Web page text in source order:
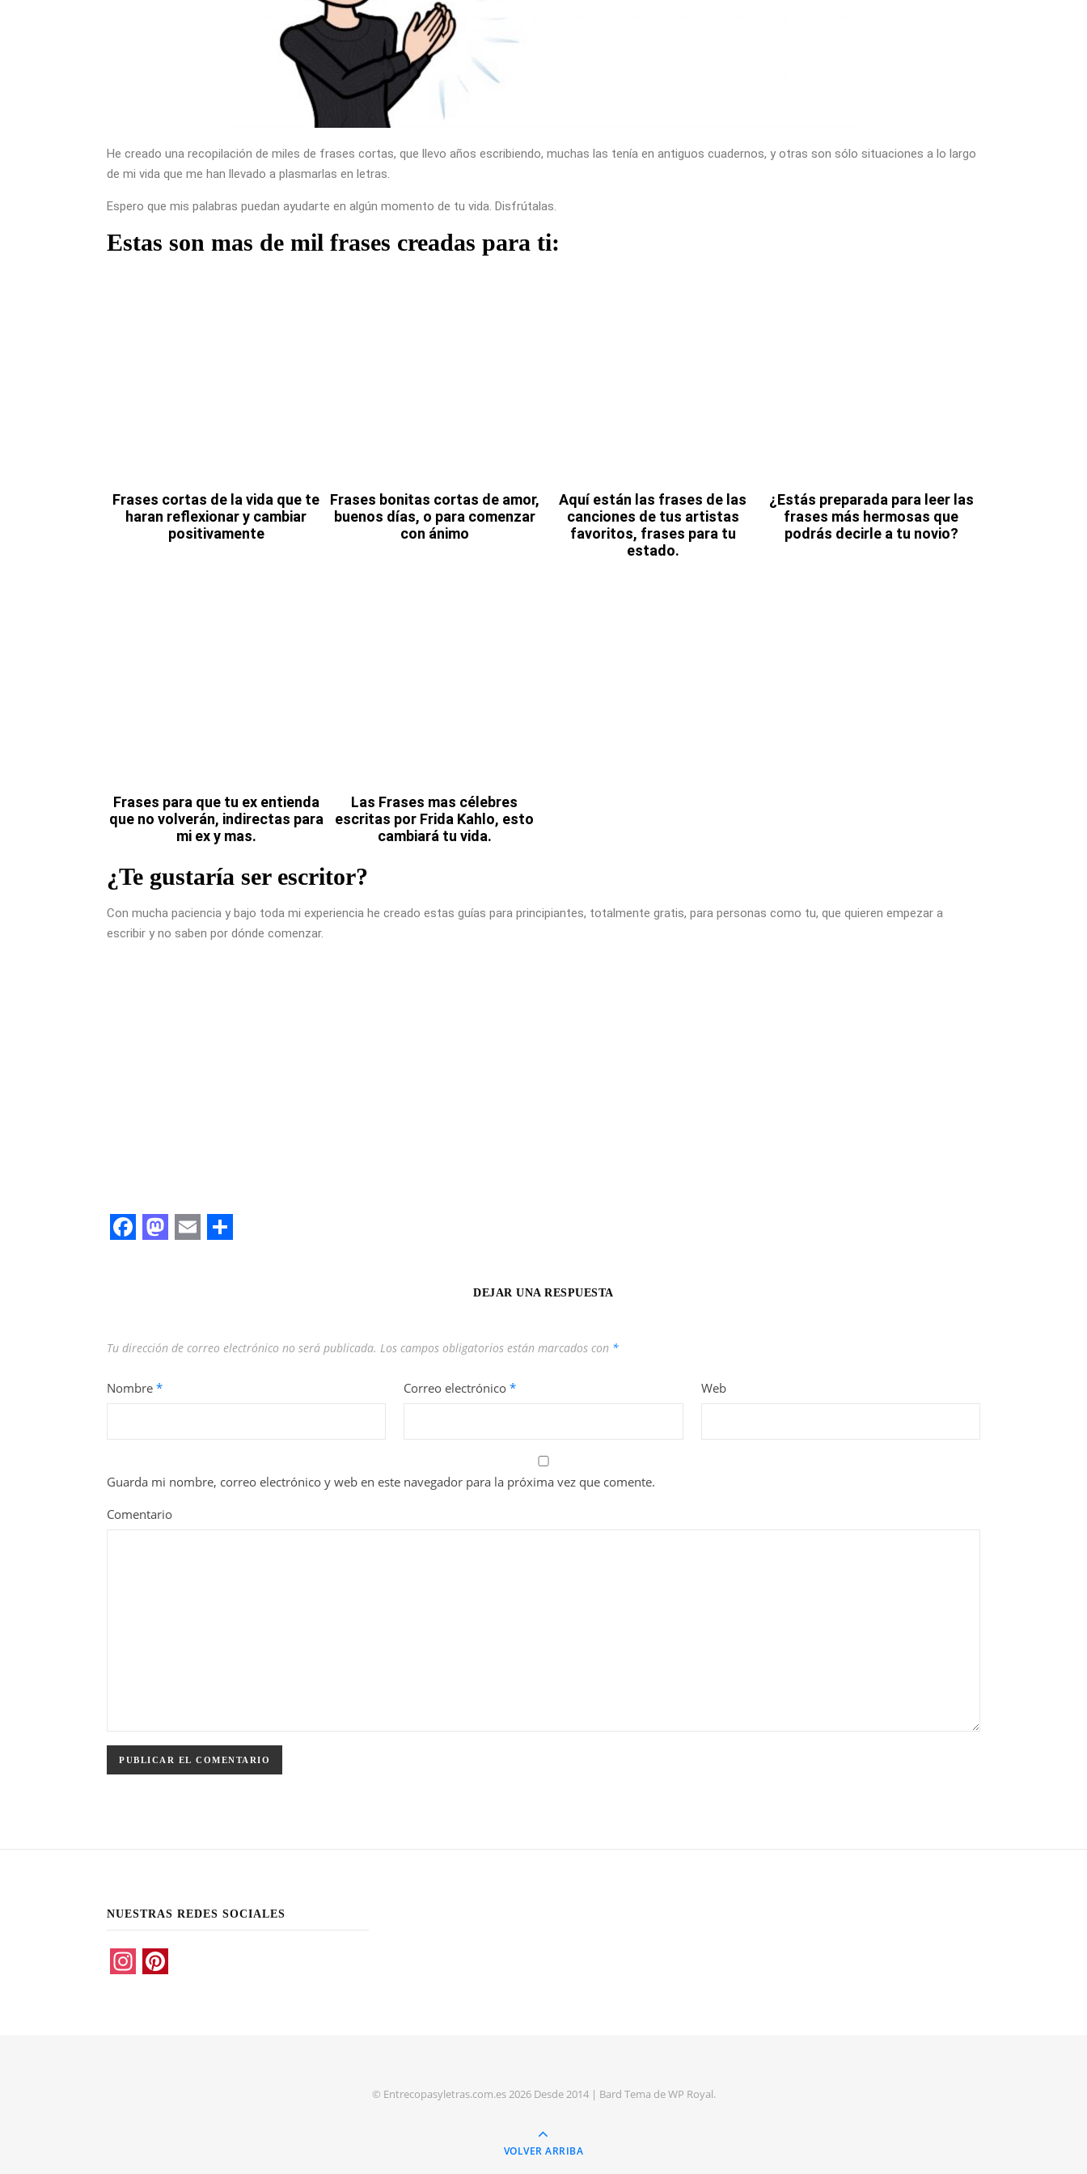
He creado una recopilación de miles de frases cortas, que llevo años escribiendo, muchas las tenía en antiguos cuadernos, y otras son sólo situaciones a lo largo
de mi vida que me han llevado a plasmarlas en letras.
Espero que mis palabras puedan ayudarte en algún momento de tu vida. Disfrútalas.
Estas son mas de mil frases creadas para ti:
Frases cortas de la vida que te
haran reflexionar y cambiar
positivamente
Frases bonitas cortas de amor,
buenos días, o para comenzar
con ánimo
Aquí están las frases de las
canciones de tus artistas
favoritos, frases para tu
estado.
¿Estás preparada para leer las
frases más hermosas que
podrás decirle a tu novio?
Frases para que tu ex entienda
que no volverán, indirectas para
mi ex y mas.
Las Frases mas célebres
escritas por Frida Kahlo, esto
cambiará tu vida.
¿Te gustaría ser escritor?
Con mucha paciencia y bajo toda mi experiencia he creado estas guías para principiantes, totalmente gratis, para personas como tu, que quieren empezar a
escribir y no saben por dónde comenzar.
DEJAR UNA RESPUESTA
Tu dirección de correo electrónico no será publicada. Los campos obligatorios están marcados con *
Nombre * Correo electrónico* Web
Guarda mi nombre, correo electrónico y web en este navegador para la próxima vez que comente.
Comentario
NUESTRAS REDES SOCIALES
© Entrecopasyletras.com.es 2026 Desde 2014 | Bard Tema deWP Royal.
VOLVER ARRIBA